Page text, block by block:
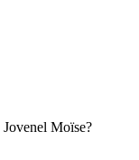
Jovenel Moïse?